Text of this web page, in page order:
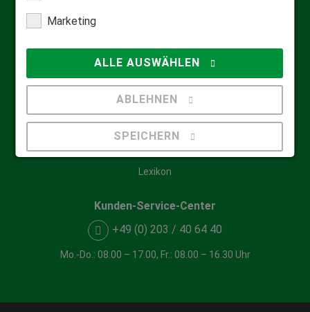
Informationsmaterial anfordern
FAQ & Hilfecenter
Downloadcenter
Video-Anleitungen
Lexikon
Kunden-Service-Center
+49 (0) 203 / 40 64 40
Mo.-Do.: 08.00 – 17.00, Fr.: 08.00 – 16.30 Uhr
Marketing
ALLE AUSWÄHLEN
ABLEHNEN
SPEICHERN
Details anzeigen
Impressum|Datenschutz